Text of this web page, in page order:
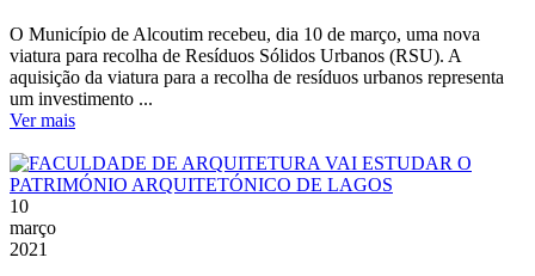
O Município de Alcoutim recebeu, dia 10 de março, uma nova
viatura para recolha de Resíduos Sólidos Urbanos (RSU). A
aquisição da viatura para a recolha de resíduos urbanos representa
um investimento ...
Ver mais
10
março
2021